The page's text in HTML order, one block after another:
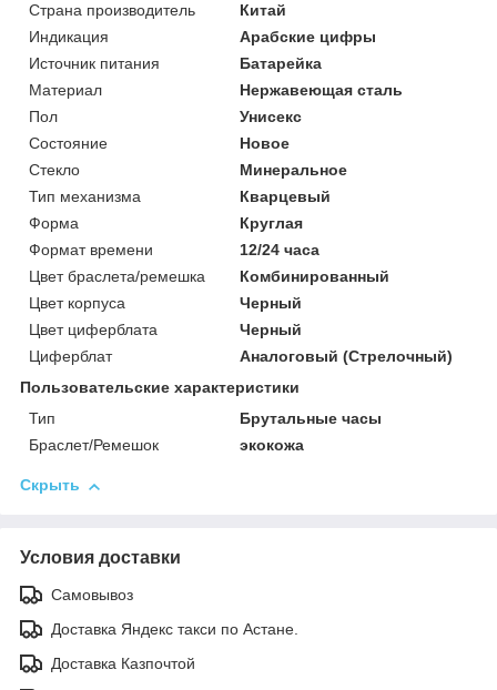
Страна производитель
Китай
Индикация
Арабские цифры
Источник питания
Батарейка
Материал
Нержавеющая сталь
Пол
Унисекс
Состояние
Новое
Стекло
Минеральное
Тип механизма
Кварцевый
Форма
Круглая
Формат времени
12/24 часа
Цвет браслета/ремешка
Комбинированный
Цвет корпуса
Черный
Цвет циферблата
Черный
Циферблат
Аналоговый (Стрелочный)
Пользовательские характеристики
Тип
Брутальные часы
Браслет/Ремешок
экокожа
Скрыть
Условия доставки
Самовывоз
Доставка Яндекс такси по Астане.
Доставка Казпочтой